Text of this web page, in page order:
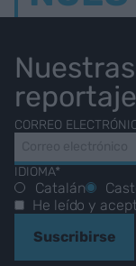
CORREO
IDIOMA*
Catalán
He leído y
Suscribirse